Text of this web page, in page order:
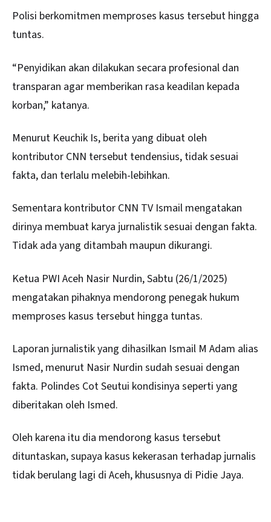
Polisi berkomitmen memproses kasus tersebut hingga
tuntas.
“Penyidikan akan dilakukan secara profesional dan
transparan agar memberikan rasa keadilan kepada
korban,” katanya.
Menurut Keuchik Is, berita yang dibuat oleh
kontributor CNN tersebut tendensius, tidak sesuai
fakta, dan terlalu melebih-lebihkan.
Sementara kontributor CNN TV Ismail mengatakan
dirinya membuat karya jurnalistik sesuai dengan fakta.
Tidak ada yang ditambah maupun dikurangi.
Ketua PWI Aceh Nasir Nurdin, Sabtu (26/1/2025)
mengatakan pihaknya mendorong penegak hukum
memproses kasus tersebut hingga tuntas.
Laporan jurnalistik yang dihasilkan Ismail M Adam alias
Ismed, menurut Nasir Nurdin sudah sesuai dengan
fakta. Polindes Cot Seutui kondisinya seperti yang
diberitakan oleh Ismed.
Oleh karena itu dia mendorong kasus tersebut
dituntaskan, supaya kasus kekerasan terhadap jurnalis
tidak berulang lagi di Aceh, khususnya di Pidie Jaya.